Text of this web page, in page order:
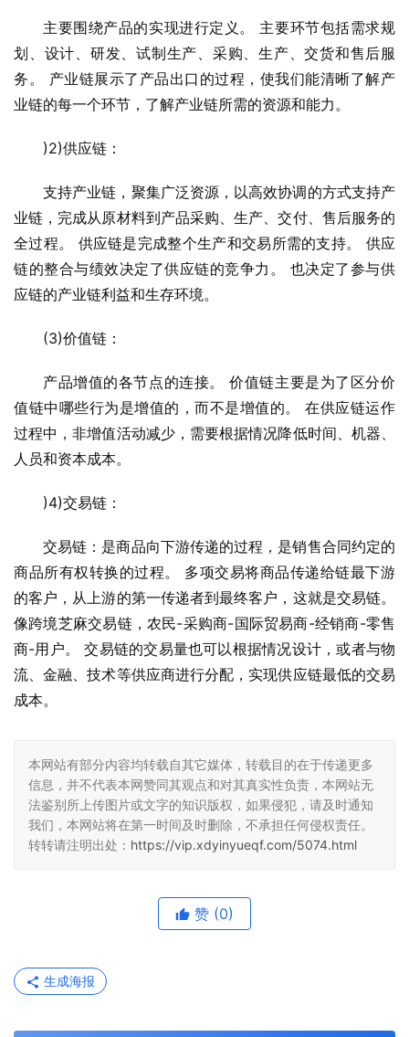
主要围绕产品的实现进行定义。 主要环节包括需求规
划、设计、研发、试制生产、采购、生产、交货和售后服
务。 产业链展示了产品出口的过程，使我们能清晰了解产
业链的每一个环节，了解产业链所需的资源和能力。
)2)供应链：
支持产业链，聚集广泛资源，以高效协调的方式支持产
业链，完成从原材料到产品采购、生产、交付、售后服务的
全过程。 供应链是完成整个生产和交易所需的支持。 供应
链的整合与绩效决定了供应链的竞争力。 也决定了参与供
应链的产业链利益和生存环境。
(3)价值链：
产品增值的各节点的连接。 价值链主要是为了区分价
值链中哪些行为是增值的，而不是增值的。 在供应链运作
过程中，非增值活动减少，需要根据情况降低时间、机器、
人员和资本成本。
)4)交易链：
交易链：是商品向下游传递的过程，是销售合同约定的
商品所有权转换的过程。 多项交易将商品传递给链最下游
的客户，从上游的第一传递者到最终客户，这就是交易链。
像跨境芝麻交易链，农民-采购商-国际贸易商-经销商-零售
商-用户。 交易链的交易量也可以根据情况设计，或者与物
流、金融、技术等供应商进行分配，实现供应链最低的交易
成本。
本网站有部分内容均转载自其它媒体，转载目的在于传递更多
信息，并不代表本网赞同其观点和对其真实性负责，本网站无
法鉴别所上传图片或文字的知识版权，如果侵犯，请及时通知
我们，本网站将在第一时间及时删除，不承担任何侵权责任。
转转请注明出处： https://vip.xdyinyueqf.com/5074.html
赞 (0)
生成海报